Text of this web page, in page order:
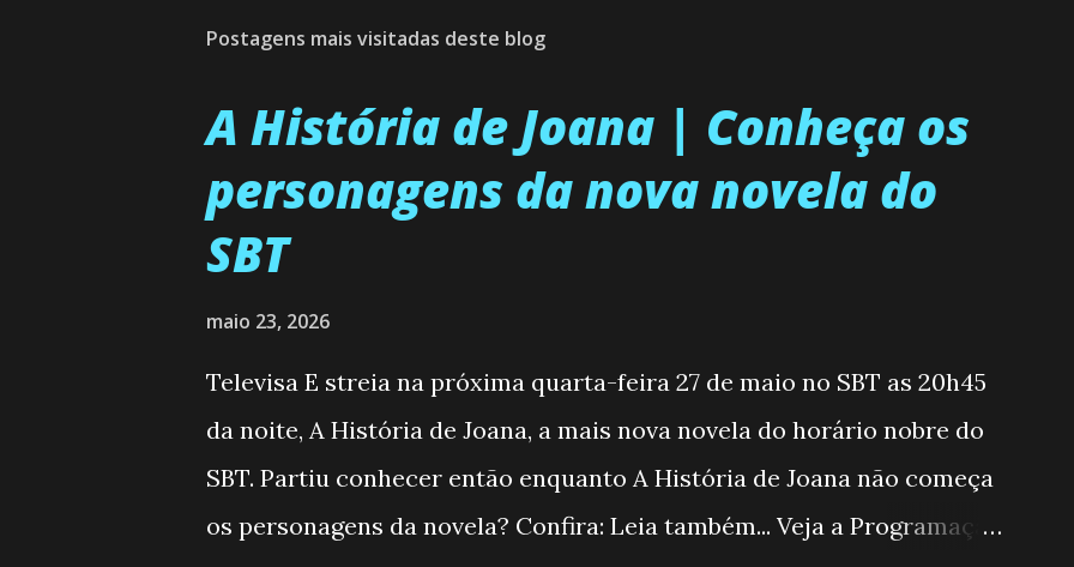
Postagens mais visitadas deste blog
A História de Joana | Conheça os
personagens da nova novela do
SBT
maio 23, 2026
Televisa E streia na próxima quarta-feira 27 de maio no SBT as 20h45
da noite, A História de Joana, a mais nova novela do horário nobre do
SBT. Partiu conhecer então enquanto A História de Joana não começa
os personagens da novela? Confira: Leia também... Veja a Programação